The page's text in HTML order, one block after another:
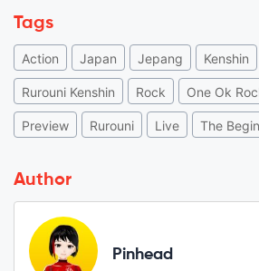
Tags
Action Japan Jepang Kenshin
Rurouni Kenshin Rock One Ok
Preview Rurouni Live The
Author
Pinhead